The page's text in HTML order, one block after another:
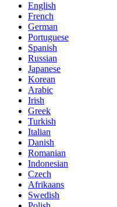
English
French
German
Portuguese
Spanish
Russian
Japanese
Korean
Arabic
Irish
Greek
Turkish
Italian
Danish
Romanian
Indonesian
Czech
Afrikaans
Swedish